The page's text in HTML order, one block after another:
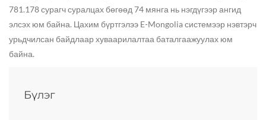
781.178 сурагч суралцах бөгөөд 74 мянга нь нэгдүгээр ангид
элсэх юм байна. Цахим бүртгэлээ E-Mongolia системээр нэвтэрч
урьдчилсан байдлаар хуваарилалтаа баталгаажуулах юм
байна.
Бүлэг